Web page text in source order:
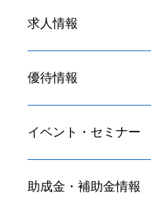
求人情報
優待情報
イベント・セミナー
助成金・補助金情報